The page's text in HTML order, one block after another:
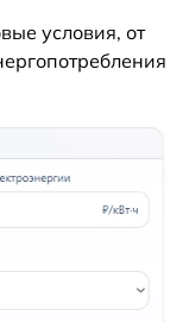
условия, от